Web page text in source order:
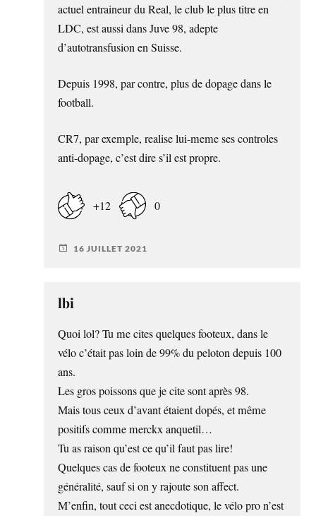
actuel entraineur du Real, le club le plus titre en
LDC, est aussi dans Juve 98, adepte
d’autotransfusion en Suisse.
Depuis 1998, par contre, plus de dopage dans le
football.
CR7, par exemple, realise lui-meme ses controles
anti-dopage, c’est dire s’il est propre.
+12 0
16 JUILLET 2021
lbi
Quoi lol? Tu me cites quelques footeux, dans le
vélo c’était pas loin de 99% du peloton depuis 100
ans.
Les gros poissons que je cite sont après 98.
Mais tous ceux d’avant étaient dopés, et même
positifs comme merckx anquetil…
Tu as raison qu’est ce qu’il faut pas lire!
Quelques cas de footeux ne constituent pas une
généralité, sauf si on y rajoute son affect.
M’enfin, tout ceci est anecdotique, le vélo pro n’est